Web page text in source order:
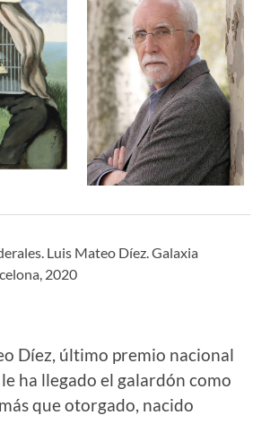
Luis Mateo Díez. Galaxia
2020
Díez, último premio nacional
ha llegado el galardón como
que otorgado, nacido